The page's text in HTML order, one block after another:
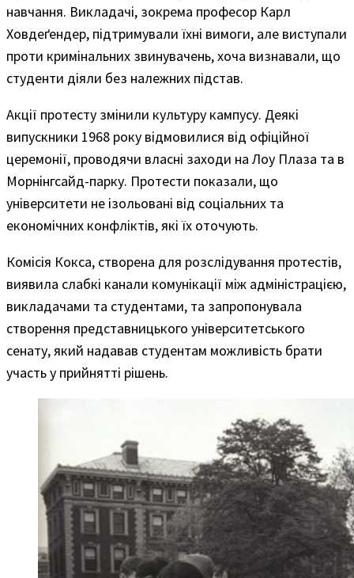
навчання. Викладачі, зокрема професор Карл
Ховдеґендер, підтримували їхні вимоги, але виступали
проти кримінальних звинувачень, хоча визнавали, що
студенти діяли без належних підстав.
Акції протесту змінили культуру кампусу. Деякі
випускники 1968 року відмовилися від офіційної
церемонії, проводячи власні заходи на Лоу Плаза та в
Морнінгсайд-парку. Протести показали, що
університети не ізольовані від соціальних та
економічних конфліктів, які їх оточують.
Комісія Кокса, створена для розслідування протестів,
виявила слабкі канали комунікації між адміністрацією,
викладачами та студентами, та запропонувала
створення представницького університетського
сенату, який надавав студентам можливість брати
участь у прийнятті рішень.